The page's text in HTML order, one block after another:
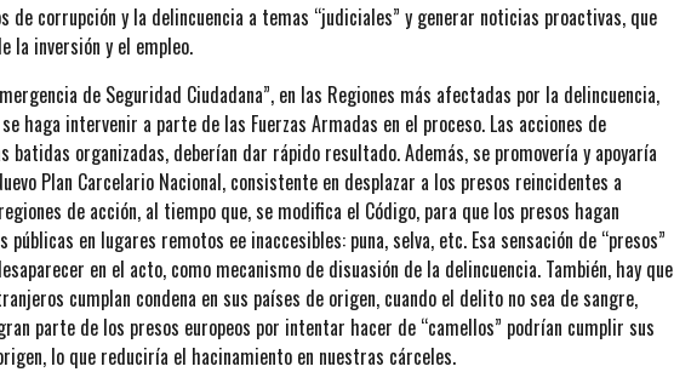
corrupción y la delincuencia a temas “judiciales” y generar noticias proactivas, que
la inversión y el empleo.
de Seguridad Ciudadana”, en las Regiones más afectadas por la delincuencia,
haga intervenir a parte de las Fuerzas Armadas en el proceso. Las acciones de
batidas organizadas, deberían dar rápido resultado. Además, se promovería y apoyaría
Plan Carcelario Nacional, consistente en desplazar a los presos reincidentes a
de acción, al tiempo que, se modifica el Código, para que los presos hagan
públicas en lugares remotos ee inaccesibles: puna, selva, etc. Esa sensación de “presos”
en el acto, como mecanismo de disuasión de la delincuencia. También, hay que
cumplan condena en sus países de origen, cuando el delito no sea de sangre,
parte de los presos europeos por intentar hacer de “camellos” podrían cumplir sus
lo que reduciría el hacinamiento en nuestras cárceles.